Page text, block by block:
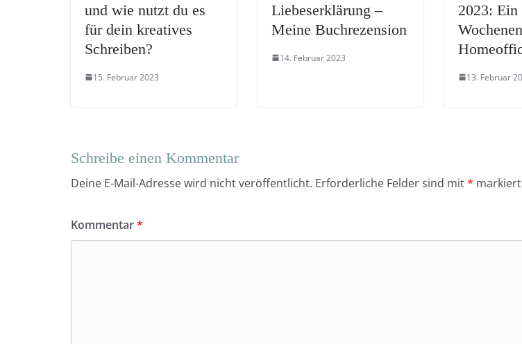
und wie nutzt du es
für dein kreatives
Schreiben?
15. Februar 2023
Liebeserklärung –
Meine Buchrezension
14. Februar 2023
2023: Ein
13. Februar
Schreibe einen Kommentar
Deine E-Mail-Adresse wird nicht veröffentlicht. Erforderliche Felder sind mit* markiert
Kommentar*